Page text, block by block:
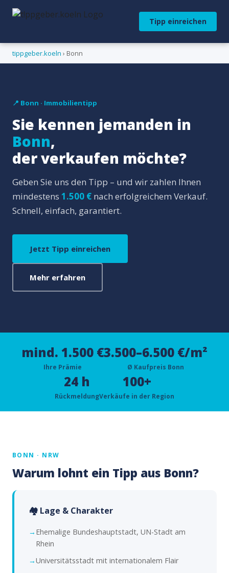
Tipp einreichen
tippgeber.koeln › Bonn
📍 Bonn · Immobilientipp
Sie kennen jemanden in
Bonn,
der verkaufen möchte?
Geben Sie uns den Tipp – und wir zahlen Ihnen
mindestens 1.500 € nach erfolgreichem Verkauf.
Schnell, einfach, garantiert.
Jetzt Tipp einreichen
Mehr erfahren
mind. 1.500 €
Ihre Prämie
3.500–6.500 €/m²
Ø Kaufpreis Bonn
24 h
Rückmeldung
100+
Verkäufe in der Region
BONN · NRW
Warum lohnt ein Tipp aus Bonn?
🏘️ Lage & Charakter
Ehemalige Bundeshauptstadt, UN-Stadt am
Rhein
Universitätsstadt mit internationalem Flair